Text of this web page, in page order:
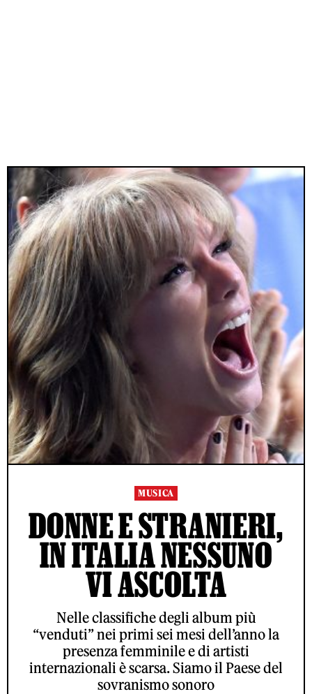
MUSICA
DONNE E STRANIERI,
IN ITALIA NESSUNO
VI ASCOLTA
Nelle classifiche degli album più
“venduti” nei primi sei mesi dell’anno la
presenza femminile e di artisti
internazionali è scarsa. Siamo il Paese del
sovranismo sonoro